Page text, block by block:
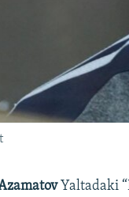
Yaltadaki